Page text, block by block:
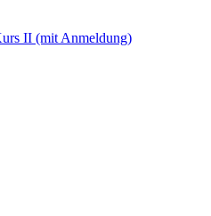
II (mit Anmeldung)